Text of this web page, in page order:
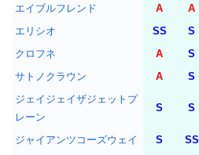
エイブルフレンド A A
エリシオ
SS S
クロフネ
A S
サトノクラウン
A S
ジェイジェイザジェットプ
レーン
S S
ジャイアンツコーズウェイ S SS